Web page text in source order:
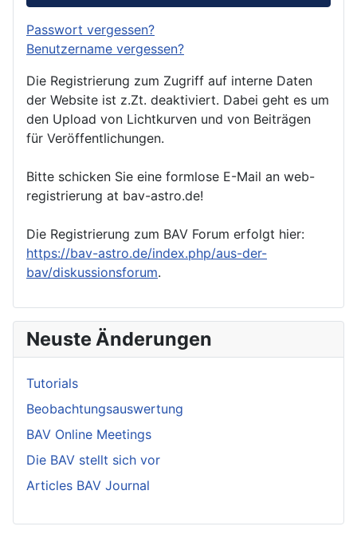
Passwort vergessen?
Benutzername vergessen?
Die Registrierung zum Zugriff auf interne Daten
der Website ist z.Zt. deaktiviert. Dabei geht es um
den Upload von Lichtkurven und von Beiträgen
für Veröffentlichungen.
Bitte schicken Sie eine formlose E-Mail an web-
registrierung at bav-astro.de!
Die Registrierung zum BAV Forum erfolgt hier:
https://bav-astro.de/index.php/aus-der-
bav/diskussionsforum.
Neuste Änderungen
Tutorials
Beobachtungsauswertung
BAV Online Meetings
Die BAV stellt sich vor
Articles BAV Journal